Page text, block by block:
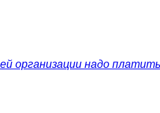
организации надо